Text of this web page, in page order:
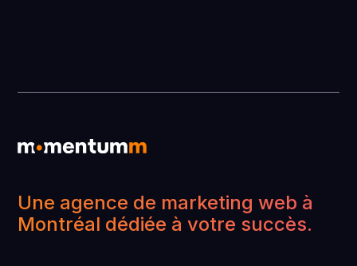
optimisation de pages existantes) pendant que
Une agence de marketing web à
Montréal dédiée à votre succès.